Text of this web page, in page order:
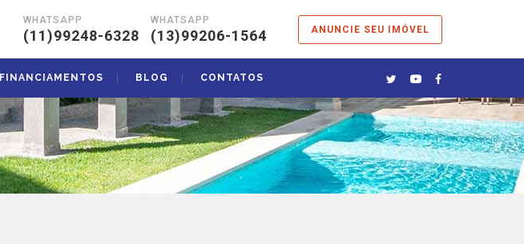
WHATSAPP
(11)99248-6328
WHATSAPP
(13)99206-1564 ANUNCIE SEU IMÓVEL
FINANCIAMENTOS BLOG CONTATOS